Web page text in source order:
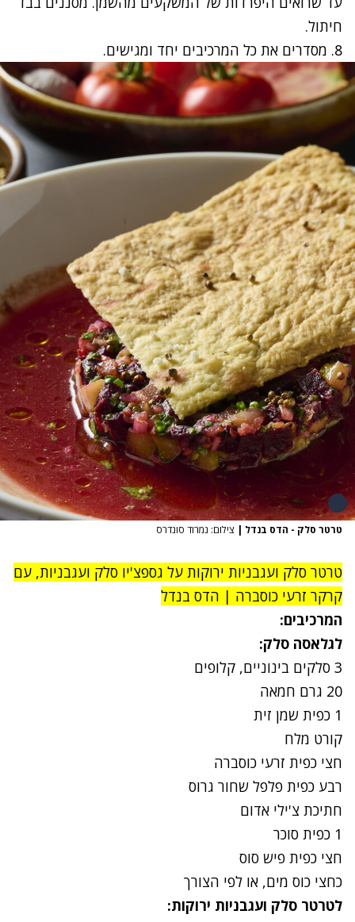
חיתול.
8. מסדרים את כל המרכיבים יחד ומגישים.
טרטר סלק - הדס בנדל | צילום: נמרוד סונדרס
טרטר סלק ועגבניות ירוקות על גספצ'יו סלק ועגבניות, עם
קרקר זרעי כוסברה | הדס בנדל
המרכיבים:
לגלאסה סלק:
3 סלקים בינוניים, קלופים
20 גרם חמאה
1 כפית שמן זית
קורט מלח
חצי כפית זרעי כוסברה
רבע כפית פלפל שחור גרוס
חתיכת צ'ילי אדום
1 כפית סוכר
חצי כפית פיש סוס
כחצי כוס מים, או לפי הצורך
לטרטר סלק ועגבניות ירוקות: